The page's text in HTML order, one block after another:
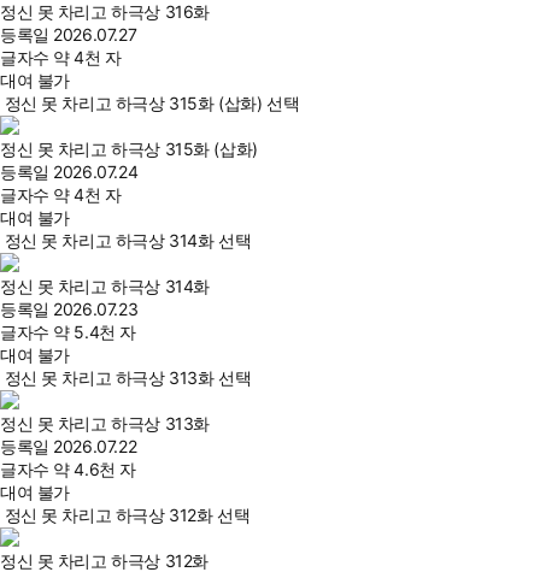
정신 못 차리고 하극상 316화
등록일 2026.07.27
글자수 약 4천 자
대여 불가
정신 못 차리고 하극상 315화 (삽화) 선택
정신 못 차리고 하극상 315화 (삽화)
등록일 2026.07.24
글자수 약 4천 자
대여 불가
정신 못 차리고 하극상 314화 선택
정신 못 차리고 하극상 314화
등록일 2026.07.23
글자수 약 5.4천 자
대여 불가
정신 못 차리고 하극상 313화 선택
정신 못 차리고 하극상 313화
등록일 2026.07.22
글자수 약 4.6천 자
대여 불가
정신 못 차리고 하극상 312화 선택
정신 못 차리고 하극상 312화